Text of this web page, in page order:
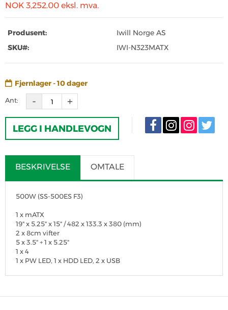
NOK 3,252.00 eksl. mva.
Produsent:
Iwill Norge AS
SKU#:
IWI-N323MATX
Fjernlager - 10 dager
Ant:
LEGG I HANDLEVOGN
BESKRIVELSE OMTALE
500W (SS-500ES F3)
1 x mATX
19" x 5.25" x 15" / 482 x 133.3 x 380 (mm)
2 x 8cm vifter
5 x 3.5" + 1 x 5.25"
1 x 4
1 x PW LED, 1 x HDD LED, 2 x USB
SKRIV OMTALE